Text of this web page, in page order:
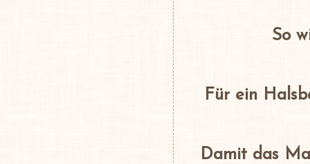
So
Für ein
Damit das